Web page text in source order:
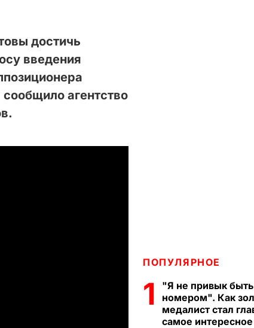
достичь
введения
агентство
ПОПУЛЯРНОЕ
1
"Я не привык
номером". Как
медалист стал
самое